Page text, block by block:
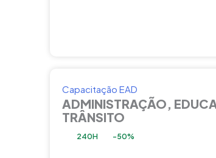
Capacitação EAD
ADMINISTRAÇÃO,
TRÂNSITO
240H -50%